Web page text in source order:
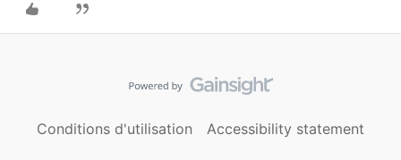
Conditions d'utilisation Accessibility statement